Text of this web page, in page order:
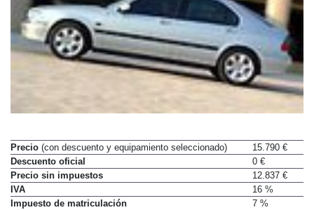
Precio (con descuento y equipamiento seleccionado)
15.790 €
Descuento oficial
0 €
Precio sin impuestos
12.837 €
IVA
16 %
Impuesto de matriculación
7 %